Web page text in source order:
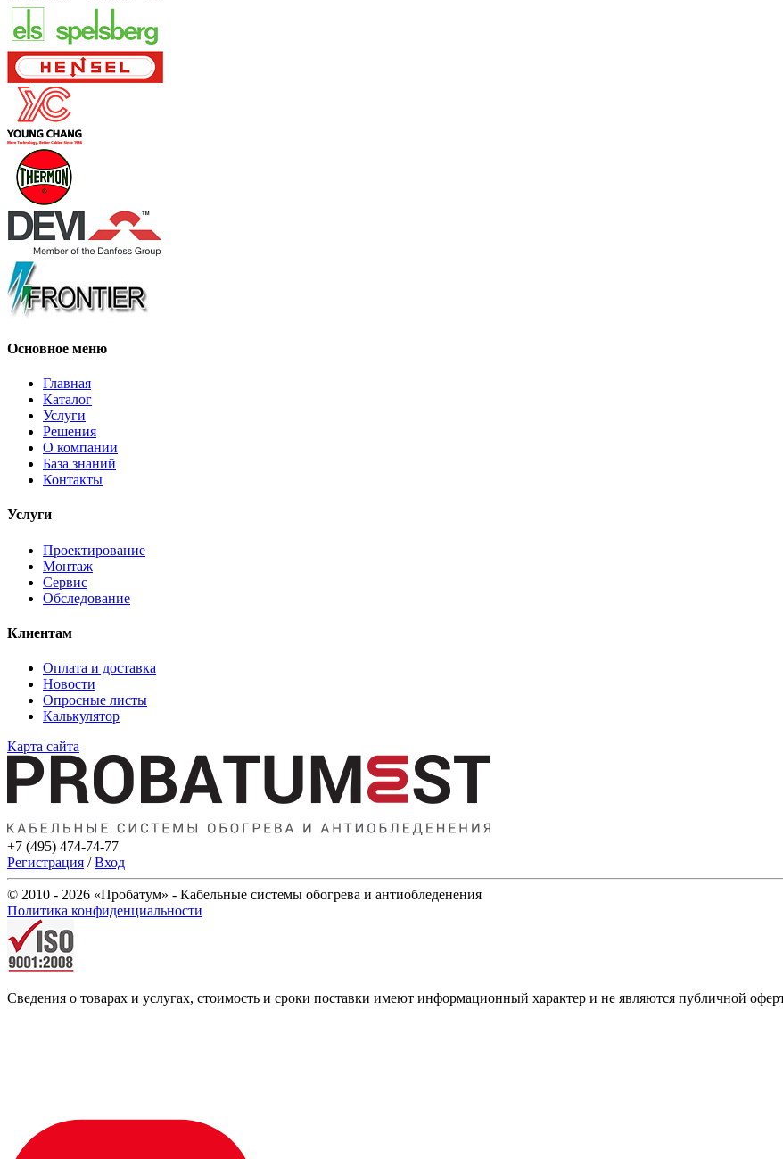
Основное меню
Главная
Каталог
Услуги
Решения
О компании
База знаний
Контакты
Услуги
Проектирование
Монтаж
Сервис
Обследование
Клиентам
Оплата и доставка
Новости
Опросные листы
Калькулятор
Карта сайта
+7 (495) 474-74-77
Регистрация /Вход
© 2010 - 2026 «Пробатум» - Кабельные системы обогрева и антиобледенения
Политика конфиденциальности
Сведения о товарах и услугах, стоимость и сроки поставки имеют информационный характер и не являются публичной